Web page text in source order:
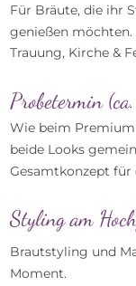
Für Bräute, die ihr
genießen
Trauung, Kirche &
Probetermin
Wie beim
beide Looks
Gesamtkonzept für
Styling am
Brautstyling und
Moment.